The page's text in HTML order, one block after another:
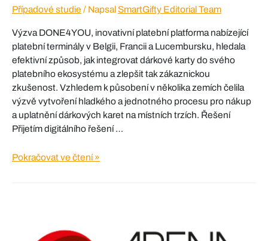
Případové studie / NapsalSmartGifty Editorial Team
Výzva DONE4YOU, inovativní platební platforma nabízející
platební terminály v Belgii, Francii a Lucembursku, hledala
efektivní způsob, jak integrovat dárkové karty do svého
platebního ekosystému a zlepšit tak zákaznickou
zkušenost. Vzhledem k působení v několika zemích čelila
výzvě vytvoření hladkého a jednotného procesu pro nákup
a uplatnění dárkových karet na místních trzích. Řešení
Přijetím digitálního řešení …
DONE4YOU
Pokračovat ve čtení »